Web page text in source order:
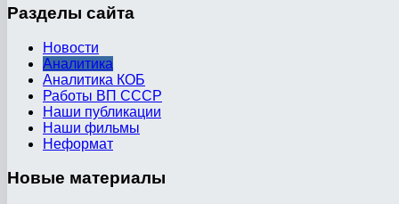
Разделы сайта
Новости
Аналитика
Аналитика КОБ
Работы ВП СССР
Наши публикации
Наши фильмы
Неформат
Новые материалы